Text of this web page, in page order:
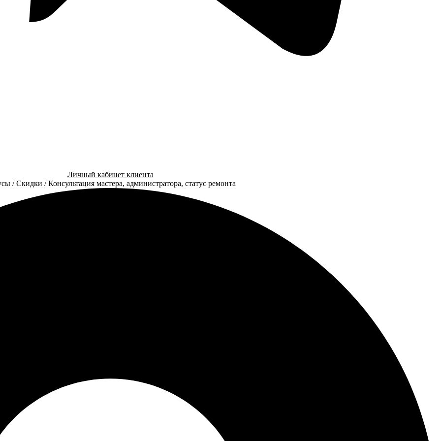
Личный кабинет клиента
/ Скидки / Консультация мастера, администратора, статус ремонта